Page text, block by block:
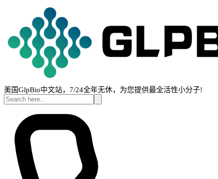
美国GlpBio中文站，7/24全年无休，为您提供最全活性小分子!